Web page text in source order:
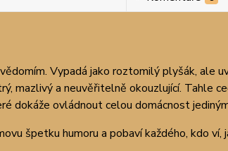
Vypadá jako roztomilý plyšák, ale
mazlivý a neuvěřitelně okouzlující. Tahle
dokáže ovládnout celou domácnost
špetku humoru a pobaví každého, kdo